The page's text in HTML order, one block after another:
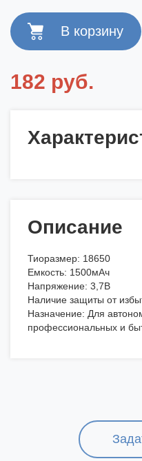
182 руб.
Описание
Тиоразмер: 18650
Емкость: 1500мАч
Напряжение: 3,7В
Наличие защиты от
Назначение: Для
профессиональных и